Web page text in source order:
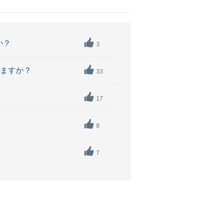
3
すか？ 33
17
8
7